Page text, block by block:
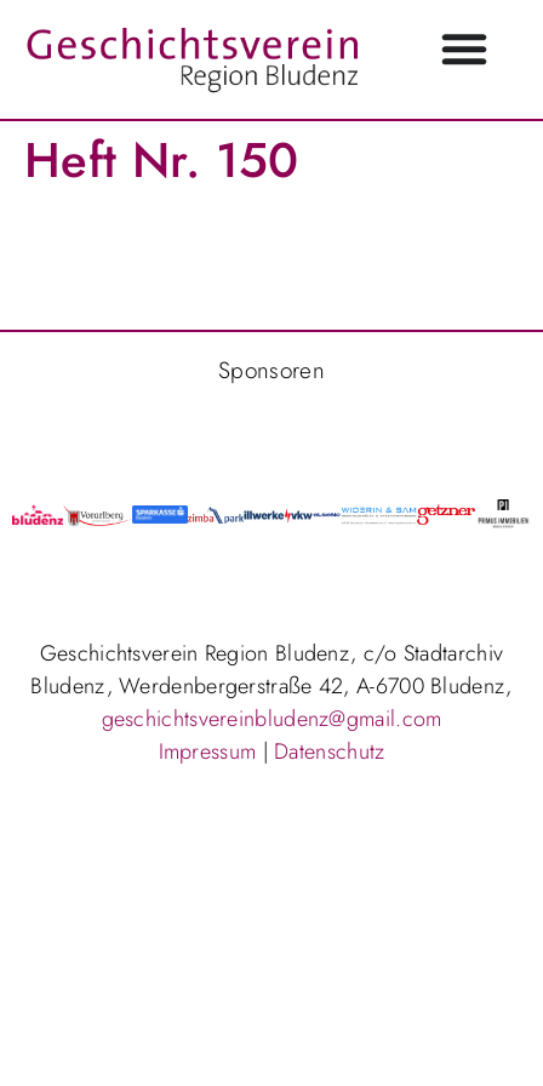
Heft Nr. 150
Sponsoren
Geschichtsverein Region Bludenz, c/o Stadtarchiv
Bludenz, Werdenbergerstraße 42, A-6700 Bludenz,
geschichtsvereinbludenz@gmail.com
Impressum | Datenschutz